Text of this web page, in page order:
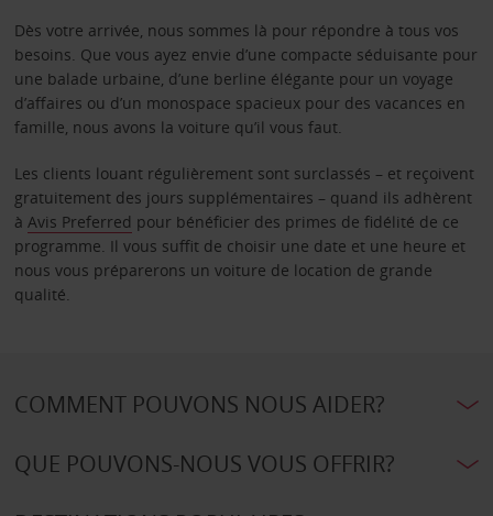
Dès votre arrivée, nous sommes là pour répondre à tous vos
besoins. Que vous ayez envie d’une compacte séduisante pour
une balade urbaine, d’une berline élégante pour un voyage
d’affaires ou d’un monospace spacieux pour des vacances en
famille, nous avons la voiture qu’il vous faut.
Les clients louant régulièrement sont surclassés – et reçoivent
gratuitement des jours supplémentaires – quand ils adhèrent
à Avis Preferred pour bénéficier des primes de fidélité de ce
programme. Il vous suffit de choisir une date et une heure et
nous vous préparerons un voiture de location de grande
qualité.
COMMENT POUVONS NOUS AIDER?
QUE POUVONS-NOUS VOUS OFFRIR?